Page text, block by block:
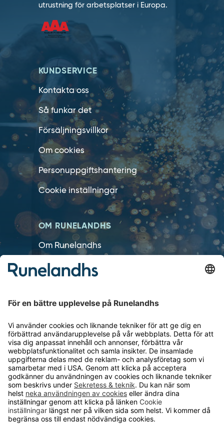
utrustning för arbetsplatser i Europa.
KUNDSERVICE
Kontakta oss
Så funkar det
Försäljningsvillkor
Om cookies
Personuppgiftshantering
Cookie inställningar
OM RUNELANDHS
Om Runelandhs
Köpvillkor
Lediga jobb
Kvalitets- och miljöpolicy
Läsvärt
TELEFON
0480-15940
E-POST